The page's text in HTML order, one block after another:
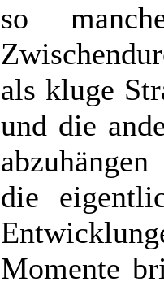
so
als kluge
und die
die
Momente